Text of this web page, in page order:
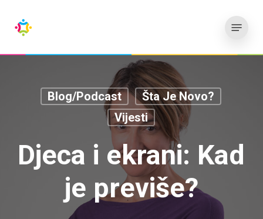
glavni
sadržaj
Blog/Podcast
Šta Je Novo?
Vijesti
Djeca i ekrani: Kad
je previše?